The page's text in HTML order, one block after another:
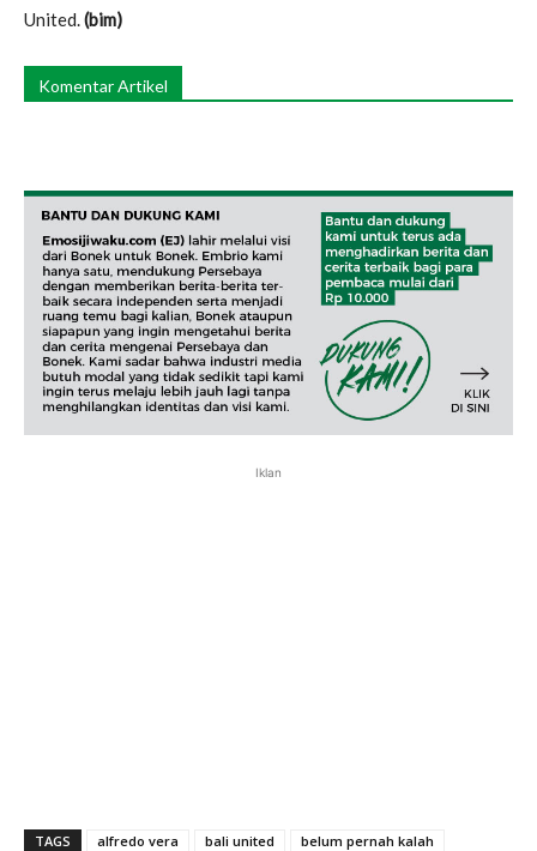
United. (bim)
Komentar Artikel
Iklan
TAGS alfredo vera bali united
belum pernah kalah